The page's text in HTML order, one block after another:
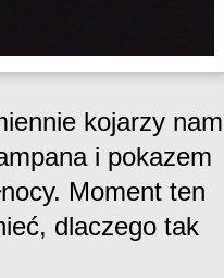
kojarzy nam
i pokazem
Moment ten
dlaczego tak